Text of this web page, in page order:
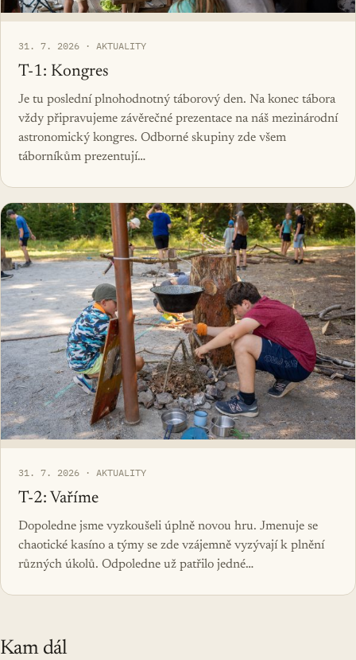
31. 7. 2026 · AKTUALITY
T-1: Kongres
Je tu poslední plnohodnotný táborový den. Na konec tábora
vždy připravujeme závěrečné prezentace na náš mezinárodní
astronomický kongres. Odborné skupiny zde všem
táborníkům prezentují…
31. 7. 2026 · AKTUALITY
T-2: Vaříme
Dopoledne jsme vyzkoušeli úplně novou hru. Jmenuje se
chaotické kasíno a týmy se zde vzájemně vyzývají k plnění
různých úkolů. Odpoledne už patřilo jedné…
Kam dál